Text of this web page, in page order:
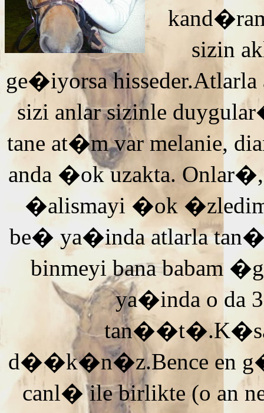
sizin
ge�iyorsa
sizi anlar sizinle
tane at�m var melanie,
anda �ok uzakta.
�alismayi �ok
be� ya�inda atlarla
binmeyi bana babam
ya�inda o da
d��k�n�z.Bence en
canl� ile birlikte (o an